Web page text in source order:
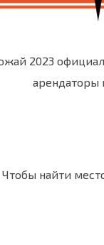
2023
арендаторы
Чтобы найти